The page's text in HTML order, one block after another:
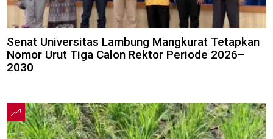
Senat Universitas Lambung Mangkurat Tetapkan
Nomor Urut Tiga Calon Rektor Periode 2026–
2030